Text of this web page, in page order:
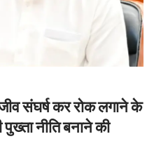
संघर्ष कर रोक लगाने के
नीति बनाने की